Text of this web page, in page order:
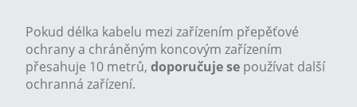
Pokud délka kabelu mezi zařízením přepěťové
ochrany a chráněným koncovým zařízením
přesahuje 10 metrů, doporučuje se používat další
ochranná zařízení.